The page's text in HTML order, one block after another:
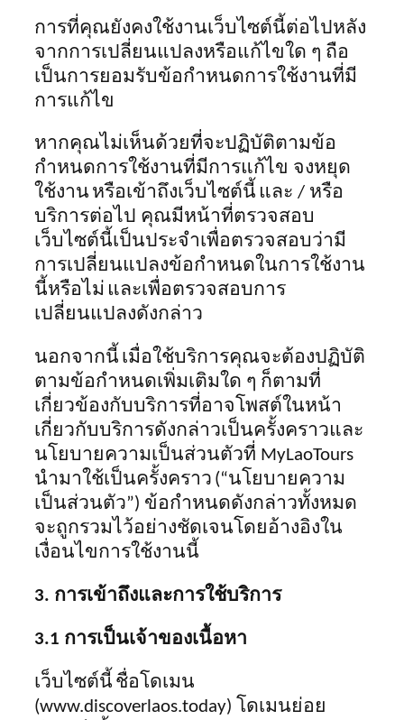
การที่คุณยังคงใช้งานเว็บไซต์นี้ต่อไปหลัง
จากการเปลี่ยนแปลงหรือแก้ไขใด ๆ ถือ
เป็นการยอมรับข้อกำหนดการใช้งานที่มี
การแก้ไข
หากคุณไม่เห็นด้วยที่จะปฏิบัติตามข้อ
กำหนดการใช้งานที่มีการแก้ไข จงหยุด
ใช้งาน หรือเข้าถึงเว็บไซต์นี้ และ / หรือ
บริการต่อไป คุณมีหน้าที่ตรวจสอบ
เว็บไซต์นี้เป็นประจำเพื่อตรวจสอบว่ามี
การเปลี่ยนแปลงข้อกำหนดในการใช้งาน
นี้หรือไม่ และเพื่อตรวจสอบการ
เปลี่ยนแปลงดังกล่าว
นอกจากนี้ เมื่อใช้บริการคุณจะต้องปฏิบัติ
ตามข้อกำหนดเพิ่มเติมใด ๆ ก็ตามที่
เกี่ยวข้องกับบริการที่อาจโพสต์ในหน้า
เกี่ยวกับบริการดังกล่าวเป็นครั้งคราวและ
นโยบายความเป็นส่วนตัวที่ MyLaoTours
นำมาใช้เป็นครั้งคราว (“นโยบายความ
เป็นส่วนตัว”) ข้อกำหนดดังกล่าวทั้งหมด
จะถูกรวมไว้อย่างชัดเจนโดยอ้างอิงใน
เงื่อนไขการใช้งานนี้
3. การเข้าถึงและการใช้บริการ
3.1 การเป็นเจ้าของเนื้อหา
เว็บไซต์นี้ ชื่อโดเมน
(www.discoverlaos.today) โดเมนย่อย